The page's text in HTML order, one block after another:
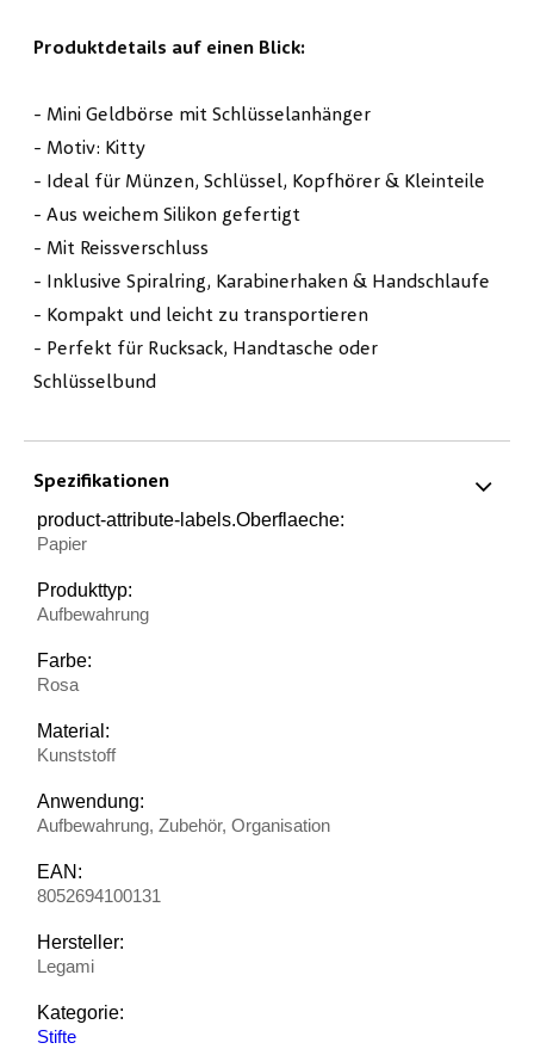
Produktdetails auf einen Blick:
- Mini Geldbörse mit Schlüsselanhänger
- Motiv: Kitty
- Ideal für Münzen, Schlüssel, Kopfhörer & Kleinteile
- Aus weichem Silikon gefertigt
- Mit Reissverschluss
- Inklusive Spiralring, Karabinerhaken & Handschlaufe
- Kompakt und leicht zu transportieren
- Perfekt für Rucksack, Handtasche oder
Schlüsselbund
Spezifikationen
product-attribute-labels.Oberflaeche:
Papier
Produkttyp:
Aufbewahrung
Farbe:
Rosa
Material:
Kunststoff
Anwendung:
Aufbewahrung, Zubehör, Organisation
EAN:
8052694100131
Hersteller:
Legami
Kategorie:
Stifte